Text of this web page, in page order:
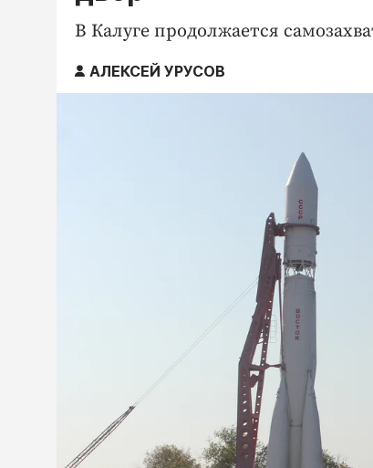
В Калуге продолжается
АЛЕКСЕЙ УРУСОВ